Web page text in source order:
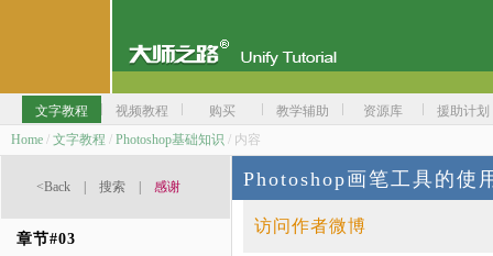
文字教程 视频教程 购买 教学辅助 资源库
援助计划
Home / 文字教程 / Photoshop基础知识 / 内容
<Back 搜索 感谢
章节#03
Photoshop画笔工具的使
访问作者微博